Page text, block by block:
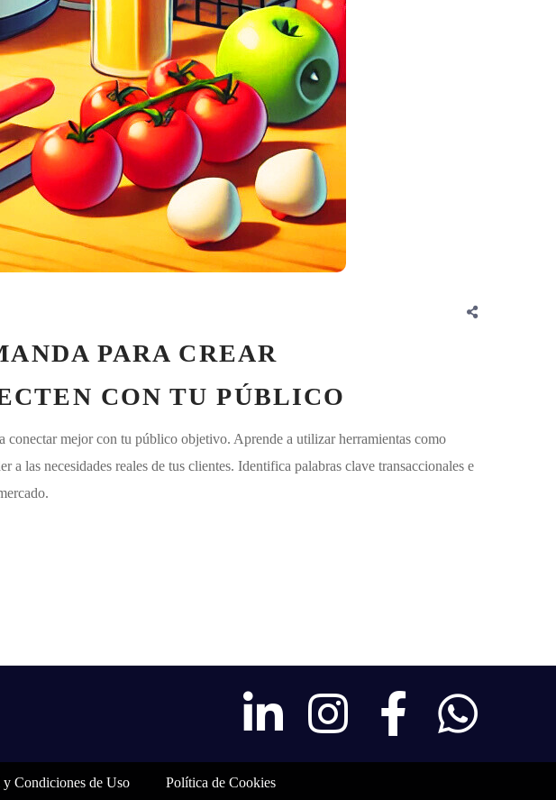
PARA CREAR
CON TU PÚBLICO
conectar mejor con tu público objetivo. Aprende a utilizar herramientas como
las necesidades reales de tus clientes. Identifica palabras clave transaccionales e
Condiciones de Uso Política de Cookies